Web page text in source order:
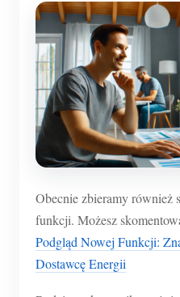
Obecnie zbieramy również
funkcji. Możesz
Podgląd Nowej Funkcji:
Dostawcę Energii